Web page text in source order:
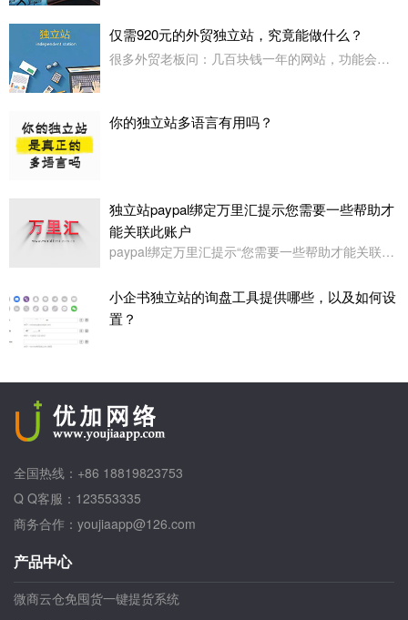
仅需920元的外贸独立站，究竟能做什么？
很多外贸老板问：几百块钱一年的网站，功能会不会很简陋？小企书专业版本用实力告诉你：920元，足够打造一个专业级的外贸展示站。
你的独立站多语言有用吗？
独立站paypal绑定万里汇提示您需要一些帮助才
能关联此账户
paypal绑定万里汇提示“您需要一些帮助才能关联此账户。请联系我们寻求帮助,或者您也可以绑定其它账户”
小企书独立站的询盘工具提供哪些，以及如何设
置？
全国热线：+86 18819823753
Q Q客服：123553335
商务合作：youjiaapp@126.com
产品中心
微商云仓免囤货一键提货系统